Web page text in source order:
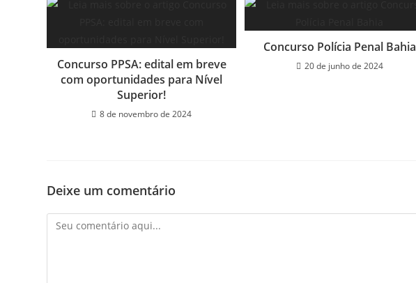
Concurso PPSA: edital em breve
com oportunidades para Nível
Superior!
8 de novembro de 2024
Concurso Polícia Penal Bahia
20 de junho de 2024
Deixe um comentário